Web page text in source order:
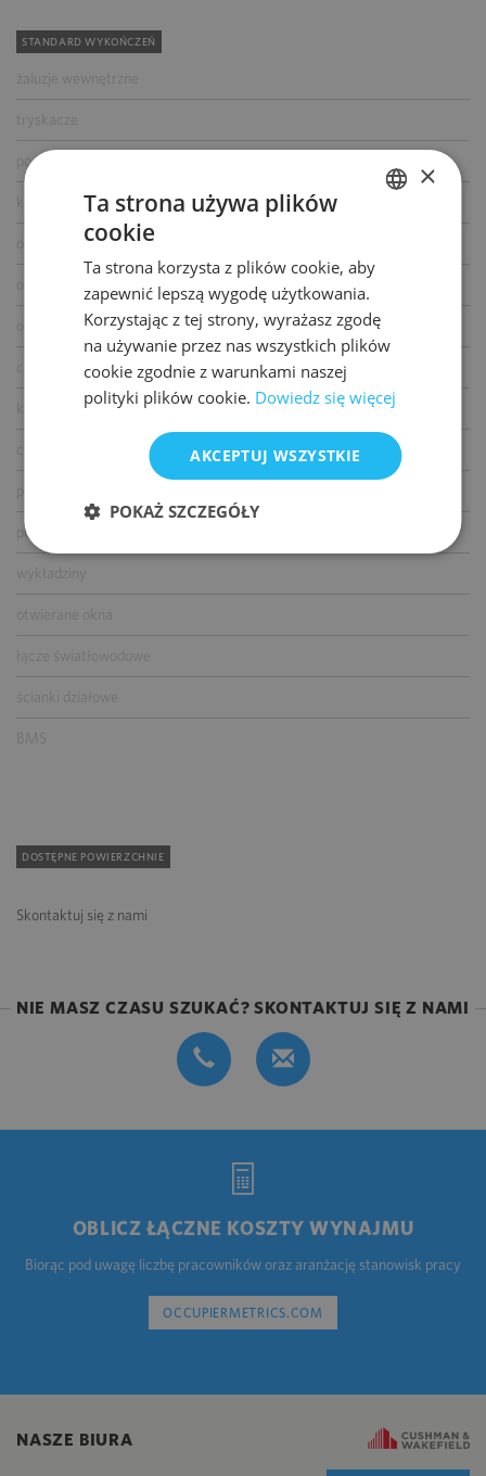
STANDARD WYKOŃCZEŃ
żaluzje wewnętrzne
podwójne zasilanie
kontrola dostępu
okablowanie telefoniczne
okablowanie komputerowe
okablowanie elektryczne
centrala telefoniczna
klimatyzacja
podwieszane sufity
wykładziny
łącze światłowodowe
ścianki działowe
BMS
DOSTĘPNE POWIERZCHNIE
Skontaktuj się z nami
NIE MASZ CZASU SZUKAĆ? SKONTAKTUJ SIĘ Z NAMI
OBLICZ ŁĄCZNE KOSZTY WYNAJMU
Biorąc pod uwagę liczbę pracowników oraz aranżację stanowisk pracy
OCCUPIERMETRICS.COM
NASZE BIURA
ENGLISH
×
Ta strona używa plików
cookie
Ta strona korzysta z plików cookie, aby
zapewnić lepszą wygodę użytkowania.
Korzystając z tej strony, wyrażasz zgodę
na używanie przez nas wszystkich plików
cookie zgodnie z warunkami naszej
polityki plików cookie. Dowiedz się więcej
AKCEPTUJ WSZYSTKIE
POKAŻ SZCZEGÓŁY